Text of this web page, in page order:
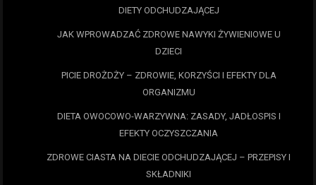
DIETY ODCHUDZAJĄCEJ
JAK WPROWADZAĆ ZDROWE NAWYKI ŻYWIENIOWE U
DZIECI
PICIE DROŻDŻY – ZDROWIE, KORZYŚCI I EFEKTY DLA
ORGANIZMU
DIETA OWOCOWO-WARZYWNA: ZASADY, JADŁOSPIS I
EFEKTY OCZYSZCZANIA
ZDROWE CIASTA NA DIECIE ODCHUDZAJĄCEJ – PRZEPISY I
SKŁADNIKI